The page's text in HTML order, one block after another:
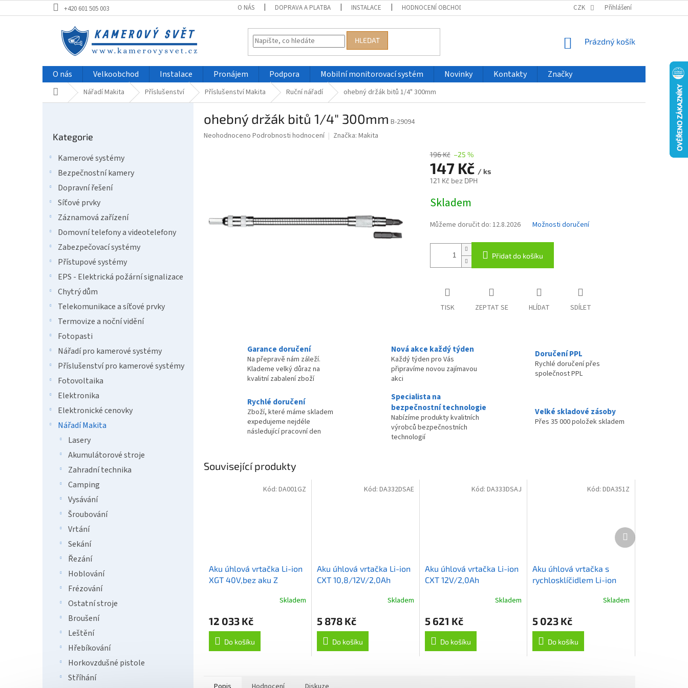
na
+420 601 505 003 O NÁS DOPRAVA A PLATBA INSTALACE HODNOCENÍ OBCHODU VELKOOBCHOD ČASTO KLADENÉ DOTAZY
CZK Přihlášení
HLEDAT
NÁKUPNÍ
Prázdný košík
O nás Velkoobchod Instalace Pronájem Podpora Mobilní monitorovací systém Novinky Kontakty Značky
Domů Nářadí Makita Příslušenství Příslušenství Makita Ruční nářadí ohebný držák bitů 1/4" 300mm
kategorie
Kategorie
Kamerové systémy
Bezpečnostní kamery
Dopravní řešení
Síťové prvky
Záznamová zařízení
Domovní telefony a videotelefony
Zabezpečovací systémy
Přístupové systémy
EPS - Elektrická požární signalizace
Chytrý dům
Telekomunikace a síťové prvky
Termovize a noční vidění
Fotopasti
Nářadí pro kamerové systémy
Příslušenství pro kamerové systémy
Fotovoltaika
Elektronika
Elektronické cenovky
Nářadí Makita
Lasery
Akumulátorové stroje
Zahradní technika
Camping
Vysávání
Šroubování
Vrtání
Sekání
Řezání
Hoblování
Frézování
Ostatní stroje
Broušení
Leštění
Hřebíkování
Horkovzdušné pistole
Stříhání
ohebný držák bitů 1/4" 300mm B-29094
Průměrné
Neohodnoceno Podrobnosti hodnocení Značka: Makita
196 Kč –25 %
147 Kč / ks
121 Kč bez DPH
cena:
Skladem
Můžeme doručit do: 12.8.2026 Možnosti doručení
Přidat do košíku
TISK ZEPTAT SE HLÍDAT SDÍLET
Garance doručení
Na přepravě nám záleží.
Klademe velký důraz na
kvalitní zabalení zboží
Nová akce každý týden
Každý týden pro Vás
připravíme novou zajímavou
akci
Doručení PPL
Rychlé doručení přes
společnost PPL
Rychlé doručení
Zboží, které máme skladem
expedujeme nejdéle
následující pracovní den
Specialista na
bezpečnostní technologie
Nabízíme produkty kvalitních
výrobců bezpečnostních
technologií
Velké skladové zásoby
Přes 35 000 položek skladem
Související produkty
Aku úhlová vrtačka Li-ion
XGT 40V,bez aku Z
Skladem
12 033 Kč
Do košíku
Kód: DA001GZ
Aku úhlová vrtačka Li-ion
CXT 10,8/12V/2,0Ah
Skladem
5 878 Kč
Do košíku
Kód: DA332DSAE
Aku úhlová vrtačka Li-ion
CXT 12V/2,0Ah
Skladem
5 621 Kč
Do košíku
Kód:DA333DSAJ
Aku úhlová vrtačka s
rychlosklíčidlem Li-ion
Skladem
5 023 Kč
Do košíku
Kód: DDA351Z
Další
produkt